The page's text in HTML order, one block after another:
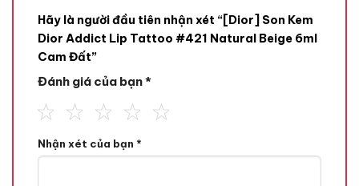
tập son Dior Addict Lip Tattoo đình đám của thương hiệu
Hãy là người đầu tiên nhận xét “[Dior] Son Kem
Dior Addict Lip Tattoo #421 Natural Beige 6ml
Cam Đất”
Đánh giá của bạn*
Nhận xét của bạn *